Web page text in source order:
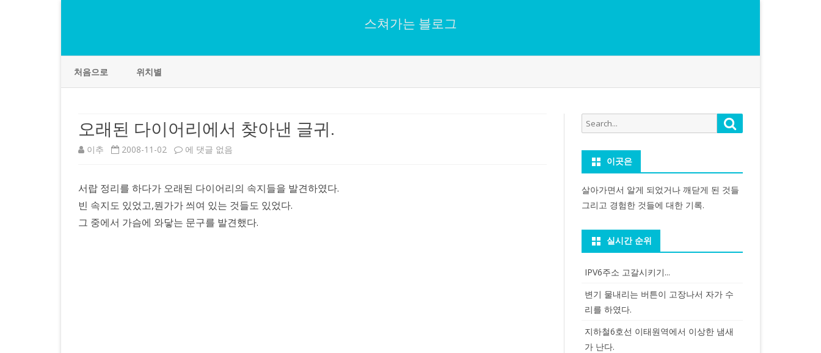
스쳐가는 블로그
처음으로 위치별
오래된 다이어리에서 찾아낸 글귀.
이추 2008-11-02
오
된
다
에 댓글 없음
서랍 정리를 하다가 오래된 다이어리의 속지들을 발견하였다.
빈 속지도 있었고,뭔가가 씌여 있는 것들도 있었다.
그 중에서 가슴에 와닿는 문구를 발견했다.
Search
for:
이곳은
살아가면서 알게 되었거나 깨닫게 된 것들
그리고 경험한 것들에 대한 기록.
실시간 순위
IPV6주소 고갈시키기...
변기 물내리는 버튼이 고장나서 자가 수
리를 하였다.
지하철6호선 이태원역에서 이상한 냄새
가 난다.